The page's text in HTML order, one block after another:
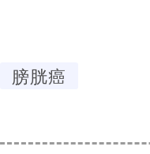
膀胱癌